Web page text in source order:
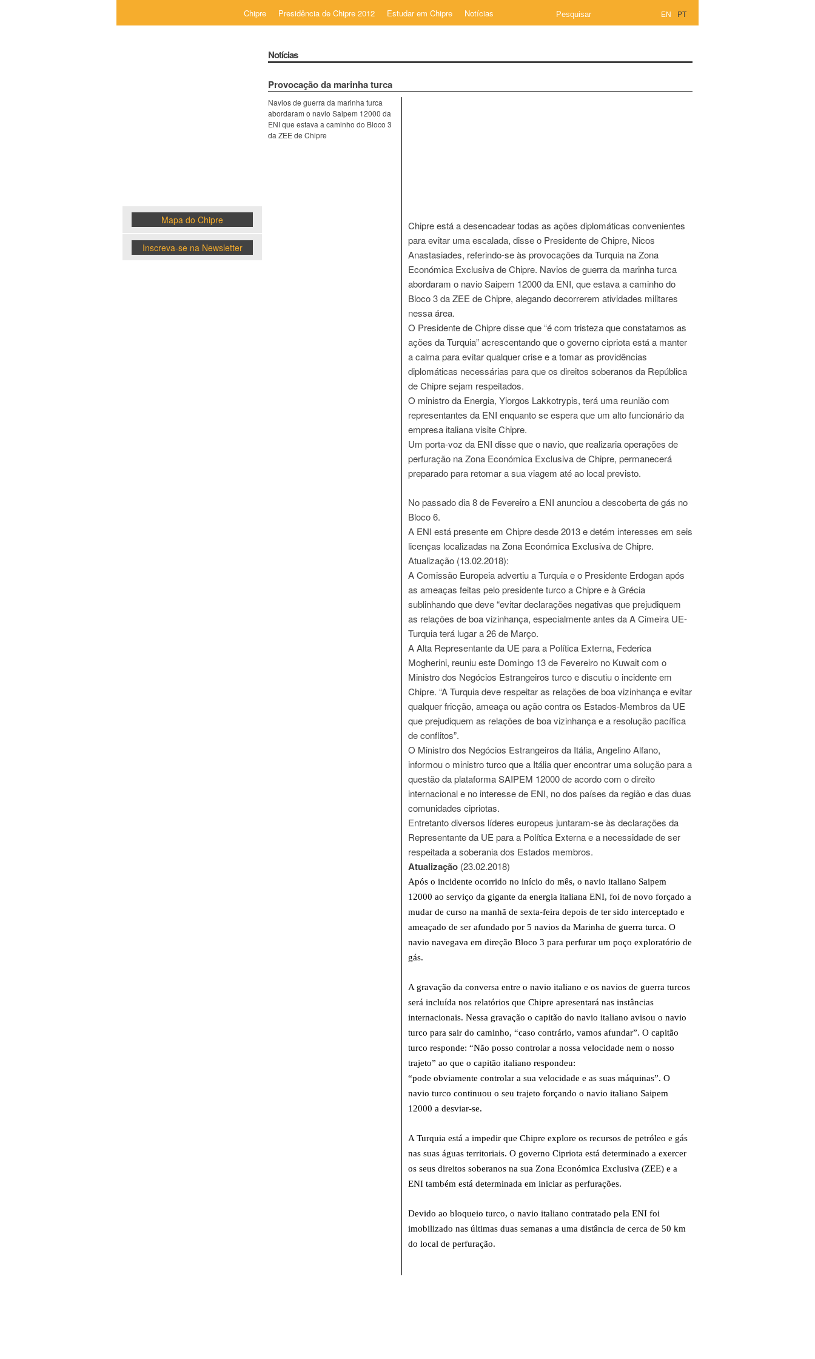
EN PT
Chipre Presidência de Chipre 2012 Estudar em Chipre Notícias
Mapa do Chipre
Inscreva-se na Newsletter
Notícias
Provocação da marinha turca
Navios de guerra da marinha turca
abordaram o navio Saipem 12000 da
ENI que estava a caminho do Bloco 3
da ZEE de Chipre
Chipre está a desencadear todas as ações diplomáticas convenientes
para evitar uma escalada, disse o Presidente de Chipre, Nicos
Anastasiades, referindo-se às provocações da Turquia na Zona
Económica Exclusiva de Chipre. Navios de guerra da marinha turca
abordaram o navio Saipem 12000 da ENI, que estava a caminho do
Bloco 3 da ZEE de Chipre, alegando decorrerem atividades militares
nessa área.
O Presidente de Chipre disse que “é com tristeza que constatamos as
ações da Turquia” acrescentando que o governo cipriota está a manter
a calma para evitar qualquer crise e a tomar as providências
diplomáticas necessárias para que os direitos soberanos da República
de Chipre sejam respeitados.
O ministro da Energia, Yiorgos Lakkotrypis, terá uma reunião com
representantes da ENI enquanto se espera que um alto funcionário da
empresa italiana visite Chipre.
Um porta-voz da ENI disse que o navio, que realizaria operações de
perfuração na Zona Económica Exclusiva de Chipre, permanecerá
preparado para retomar a sua viagem até ao local previsto.
No passado dia 8 de Fevereiro a ENI anunciou a descoberta de gás no
Bloco 6.
A ENI está presente em Chipre desde 2013 e detém interesses em seis
licenças localizadas na Zona Económica Exclusiva de Chipre.
Atualização (13.02.2018):
A Comissão Europeia advertiu a Turquia e o Presidente Erdogan após
as ameaças feitas pelo presidente turco a Chipre e à Grécia
sublinhando que deve “evitar declarações negativas que prejudiquem
as relações de boa vizinhança, especialmente antes da A Cimeira UE-
Turquia terá lugar a 26 de Março.
A Alta Representante da UE para a Política Externa, Federica
Mogherini, reuniu este Domingo 13 de Fevereiro no Kuwait com o
Ministro dos Negócios Estrangeiros turco e discutiu o incidente em
Chipre. “A Turquia deve respeitar as relações de boa vizinhança e evitar
qualquer fricção, ameaça ou ação contra os Estados-Membros da UE
que prejudiquem as relações de boa vizinhança e a resolução pacífica
de conflitos”.
O Ministro dos Negócios Estrangeiros da Itália, Angelino Alfano,
informou o ministro turco que a Itália quer encontrar uma solução para a
questão da plataforma SAIPEM 12000 de acordo com o direito
internacional e no interesse de ENI, no dos países da região e das duas
comunidades cipriotas.
Entretanto diversos líderes europeus juntaram-se às declarações da
Representante da UE para a Política Externa e a necessidade de ser
respeitada a soberania dos Estados membros.
Atualização (23.02.2018)
Após o incidente ocorrido no início do mês, o navio italiano Saipem
12000 ao serviço da gigante da energia italiana ENI, foi de novo forçado a
mudar de curso na manhã de sexta-feira depois de ter sido interceptado e
ameaçado de ser afundado por 5 navios da Marinha de guerra turca. O
navio navegava em direção Bloco 3 para perfurar um poço exploratório de
gás.
A gravação da conversa entre o navio italiano e os navios de guerra turcos
será incluída nos relatórios que Chipre apresentará nas instâncias
internacionais. Nessa gravação o capitão do navio italiano avisou o navio
turco para sair do caminho, “caso contrário, vamos afundar”. O capitão
turco responde: “Não posso controlar a nossa velocidade nem o nosso
trajeto” ao que o capitão italiano respondeu:
“pode obviamente controlar a sua velocidade e as suas máquinas”. O
navio turco continuou o seu trajeto forçando o navio italiano Saipem
12000 a desviar-se.
A Turquia está a impedir que Chipre explore os recursos de petróleo e gás
nas suas águas territoriais. O governo Cipriota está determinado a exercer
os seus direitos soberanos na sua Zona Económica Exclusiva (ZEE) e a
ENI também está determinada em iniciar as perfurações.
Devido ao bloqueio turco, o navio italiano contratado pela ENI foi
imobilizado nas últimas duas semanas a uma distância de cerca de 50 km
do local de perfuração.